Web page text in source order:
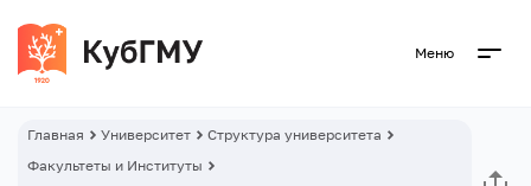
Меню
Главная Университет
Структура университета
Факультеты и Институты